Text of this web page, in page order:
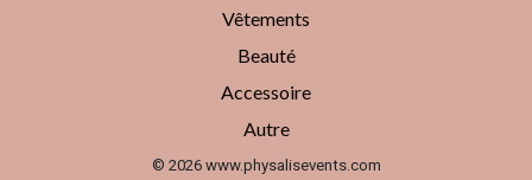
Vêtements
Beauté
Accessoire
Autre
© 2026 www.physalisevents.com